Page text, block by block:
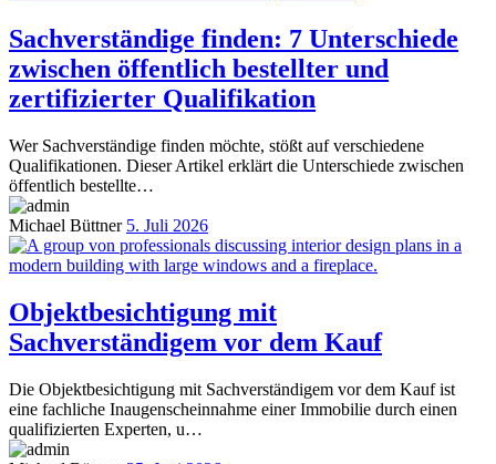
Sachverständige finden: 7 Unterschiede
zwischen öffentlich bestellter und
zertifizierter Qualifikation
Wer Sachverständige finden möchte, stößt auf verschiedene
Qualifikationen. Dieser Artikel erklärt die Unterschiede zwischen
öffentlich bestellte…
Michael Büttner 5. Juli 2026
Objektbesichtigung mit
Sachverständigem vor dem Kauf
Die Objektbesichtigung mit Sachverständigem vor dem Kauf ist
eine fachliche Inaugenscheinnahme einer Immobilie durch einen
qualifizierten Experten, u…